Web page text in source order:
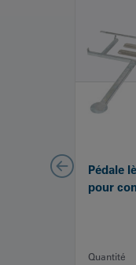
Pédale
pour
Quantité